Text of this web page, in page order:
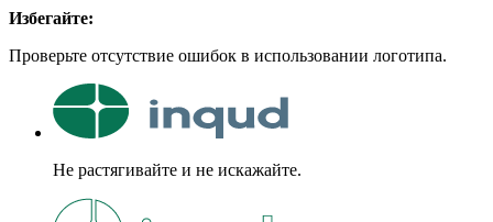
Избегайте:
Проверьте отсутствие ошибок в использовании логотипа.
Не растягивайте и не искажайте.